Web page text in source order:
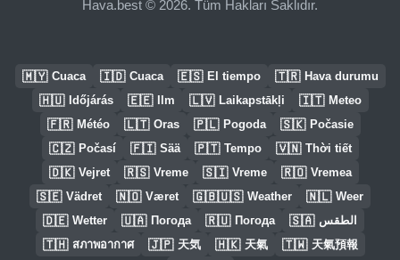
Hava.best © 2026. Tüm Hakları Saklıdır.
🇲🇾 Cuaca 🇮🇩 Cuaca 🇪🇸 El tiempo 🇹🇷 Hava durumu
🇭🇺 Időjárás 🇪🇪 Ilm 🇱🇻 Laikapstākļi 🇮🇹 Meteo
🇫🇷 Météo 🇱🇹 Oras 🇵🇱 Pogoda 🇸🇰 Počasie
🇨🇿 Počasí 🇫🇮 Sää 🇵🇹 Tempo 🇻🇳 Thời tiết
🇩🇰 Vejret 🇷🇸 Vreme 🇸🇮 Vreme 🇷🇴 Vremea
🇸🇪 Vädret 🇳🇴 Været 🇬🇧🇺🇸 Weather 🇳🇱 Weer
🇩🇪 Wetter 🇺🇦 Погода 🇷🇺 Погода 🇸🇦 الطقس
🇹🇭 สภาพอากาศ 🇯🇵 天気 🇭🇰 天氣 🇹🇼 天氣預報